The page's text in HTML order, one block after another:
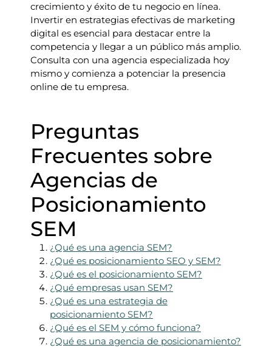
crecimiento y éxito de tu negocio en línea.
Invertir en estrategias efectivas de marketing
digital es esencial para destacar entre la
competencia y llegar a un público más amplio.
Consulta con una agencia especializada hoy
mismo y comienza a potenciar la presencia
online de tu empresa.
Preguntas
Frecuentes sobre
Agencias de
Posicionamiento
SEM
¿Qué es una agencia SEM?
¿Qué es posicionamiento SEO y SEM?
¿Qué es el posicionamiento SEM?
¿Qué empresas usan SEM?
¿Qué es una estrategia de
posicionamiento SEM?
¿Qué es el SEM y cómo funciona?
¿Qué es una agencia de posicionamiento?